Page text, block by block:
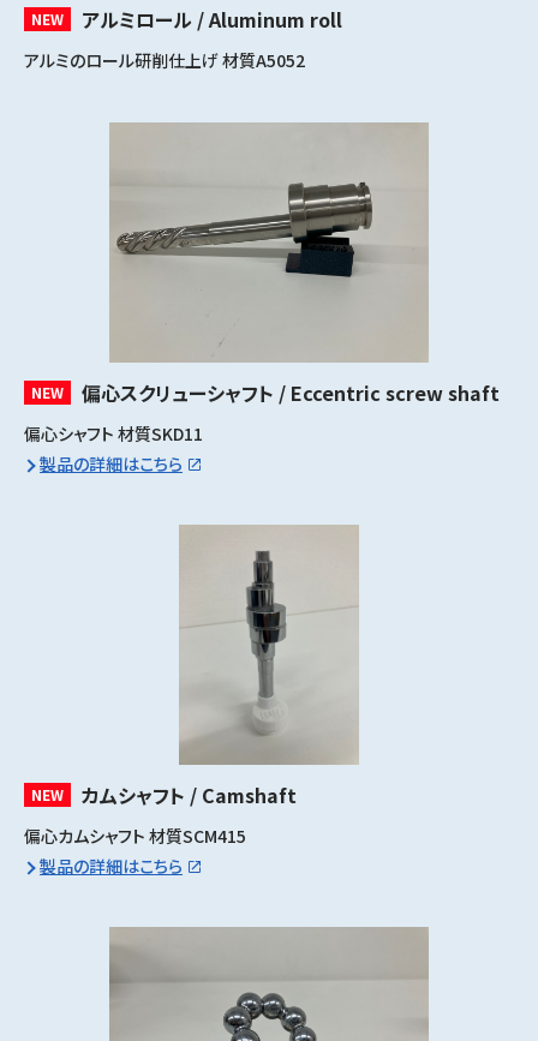
NEW アルミロール / Aluminum roll
アルミのロール研削仕上げ 材質A5052
NEW 偏心スクリューシャフト / Eccentric screw shaft
偏心シャフト 材質SKD11
製品の詳細はこちら
NEW カムシャフト / Camshaft
偏心カムシャフト 材質SCM415
製品の詳細はこちら